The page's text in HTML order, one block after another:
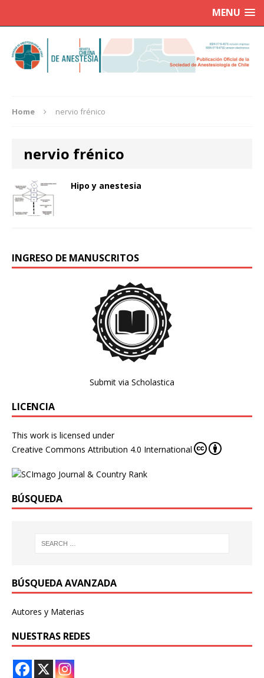
MENU
Home nervio frénico
nervio frénico
Hipo y anestesia
INGRESO DE MANUSCRITOS
Submit via Scholastica
LICENCIA
This work is licensed under
Creative Commons Attribution 4.0 International
BÚSQUEDA
BÚSQUEDA AVANZADA
Autores y Materias
NUESTRAS REDES